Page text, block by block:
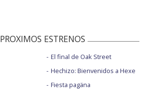
PROXIMOS ESTRENOS
El final de Oak Street
Hechizo: Bienvenidos a Hexe
Fiesta pagäna